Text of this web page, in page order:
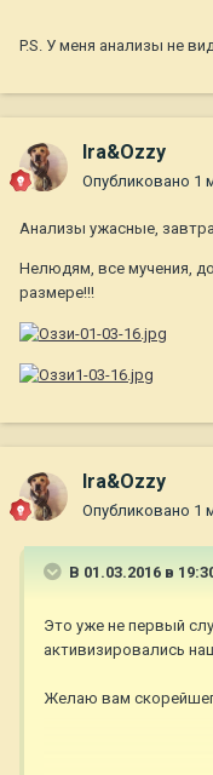
P.S. У меня анализы не
Ira&Ozzy
Опубликовано 1
Анализы ужасные,
Нелюдям, все мучения,
размере!!!
Ira&Ozzy
Опубликовано 1
В 01.03.2016 в
Это уже не первый
активизировались
Желаю вам